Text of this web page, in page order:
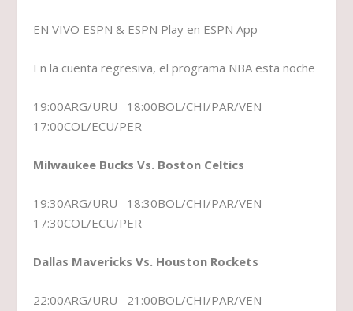
EN VIVO ESPN & ESPN Play en ESPN App
En la cuenta regresiva, el programa NBA esta noche
19:00ARG/URU 18:00BOL/CHI/PAR/VEN
17:00COL/ECU/PER
Milwaukee Bucks Vs. Boston Celtics
19:30ARG/URU 18:30BOL/CHI/PAR/VEN
17:30COL/ECU/PER
Dallas Mavericks Vs. Houston Rockets
22:00ARG/URU 21:00BOL/CHI/PAR/VEN